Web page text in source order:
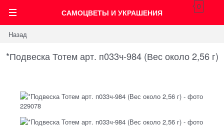
САМОЦВЕТЫ И УКРАШЕНИЯ
0
Назад
*Подвеска Тотем арт. п033ч-984 (Вес около 2,56 г)